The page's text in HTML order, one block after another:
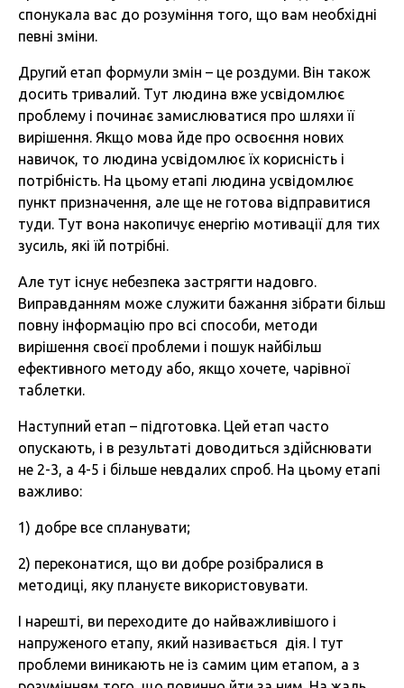
спонукала вас до розуміння того, що вам необхідні
певні зміни.
Другий етап формули змін – це роздуми. Він також
досить тривалий. Тут людина вже усвідомлює
проблему і починає замислюватися про шляхи її
вирішення. Якщо мова йде про освоєння нових
навичок, то людина усвідомлює їх корисність і
потрібність. На цьому етапі людина усвідомлює
пункт призначення, але ще не готова відправитися
туди. Тут вона накопичує енергію мотивації для тих
зусиль, які їй потрібні.
Але тут існує небезпека застрягти надовго.
Виправданням може служити бажання зібрати більш
повну інформацію про всі способи, методи
вирішення своєї проблеми і пошук найбільш
ефективного методу або, якщо хочете, чарівної
таблетки.
Наступний етап – підготовка. Цей етап часто
опускають, і в результаті доводиться здійснювати
не 2-3, а 4-5 і більше невдалих спроб. На цьому етапі
важливо:
1) добре все спланувати;
2) переконатися, що ви добре розібралися в
методиці, яку плануєте використовувати.
І нарешті, ви переходите до найважливішого і
напруженого етапу, який називається дія. І тут
проблеми виникають не із самим цим етапом, а з